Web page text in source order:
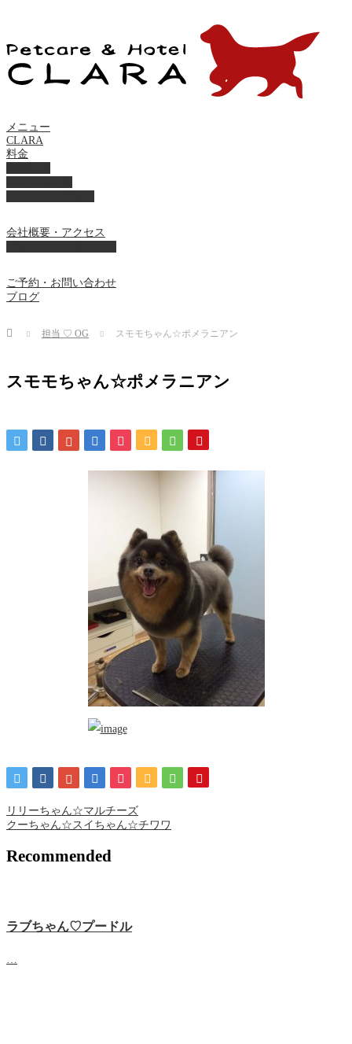
メニュー
CLARA
料金
会社概要・アクセス
ご予約・お問い合わせ
ブログ
Home 担当 ♡ OG スモモちゃん☆ポメラニアン
スモモちゃん☆ポメラニアン
リリーちゃん☆マルチーズ
クーちゃん☆スイちゃん☆チワワ
Recommended
ラブちゃん♡プードル